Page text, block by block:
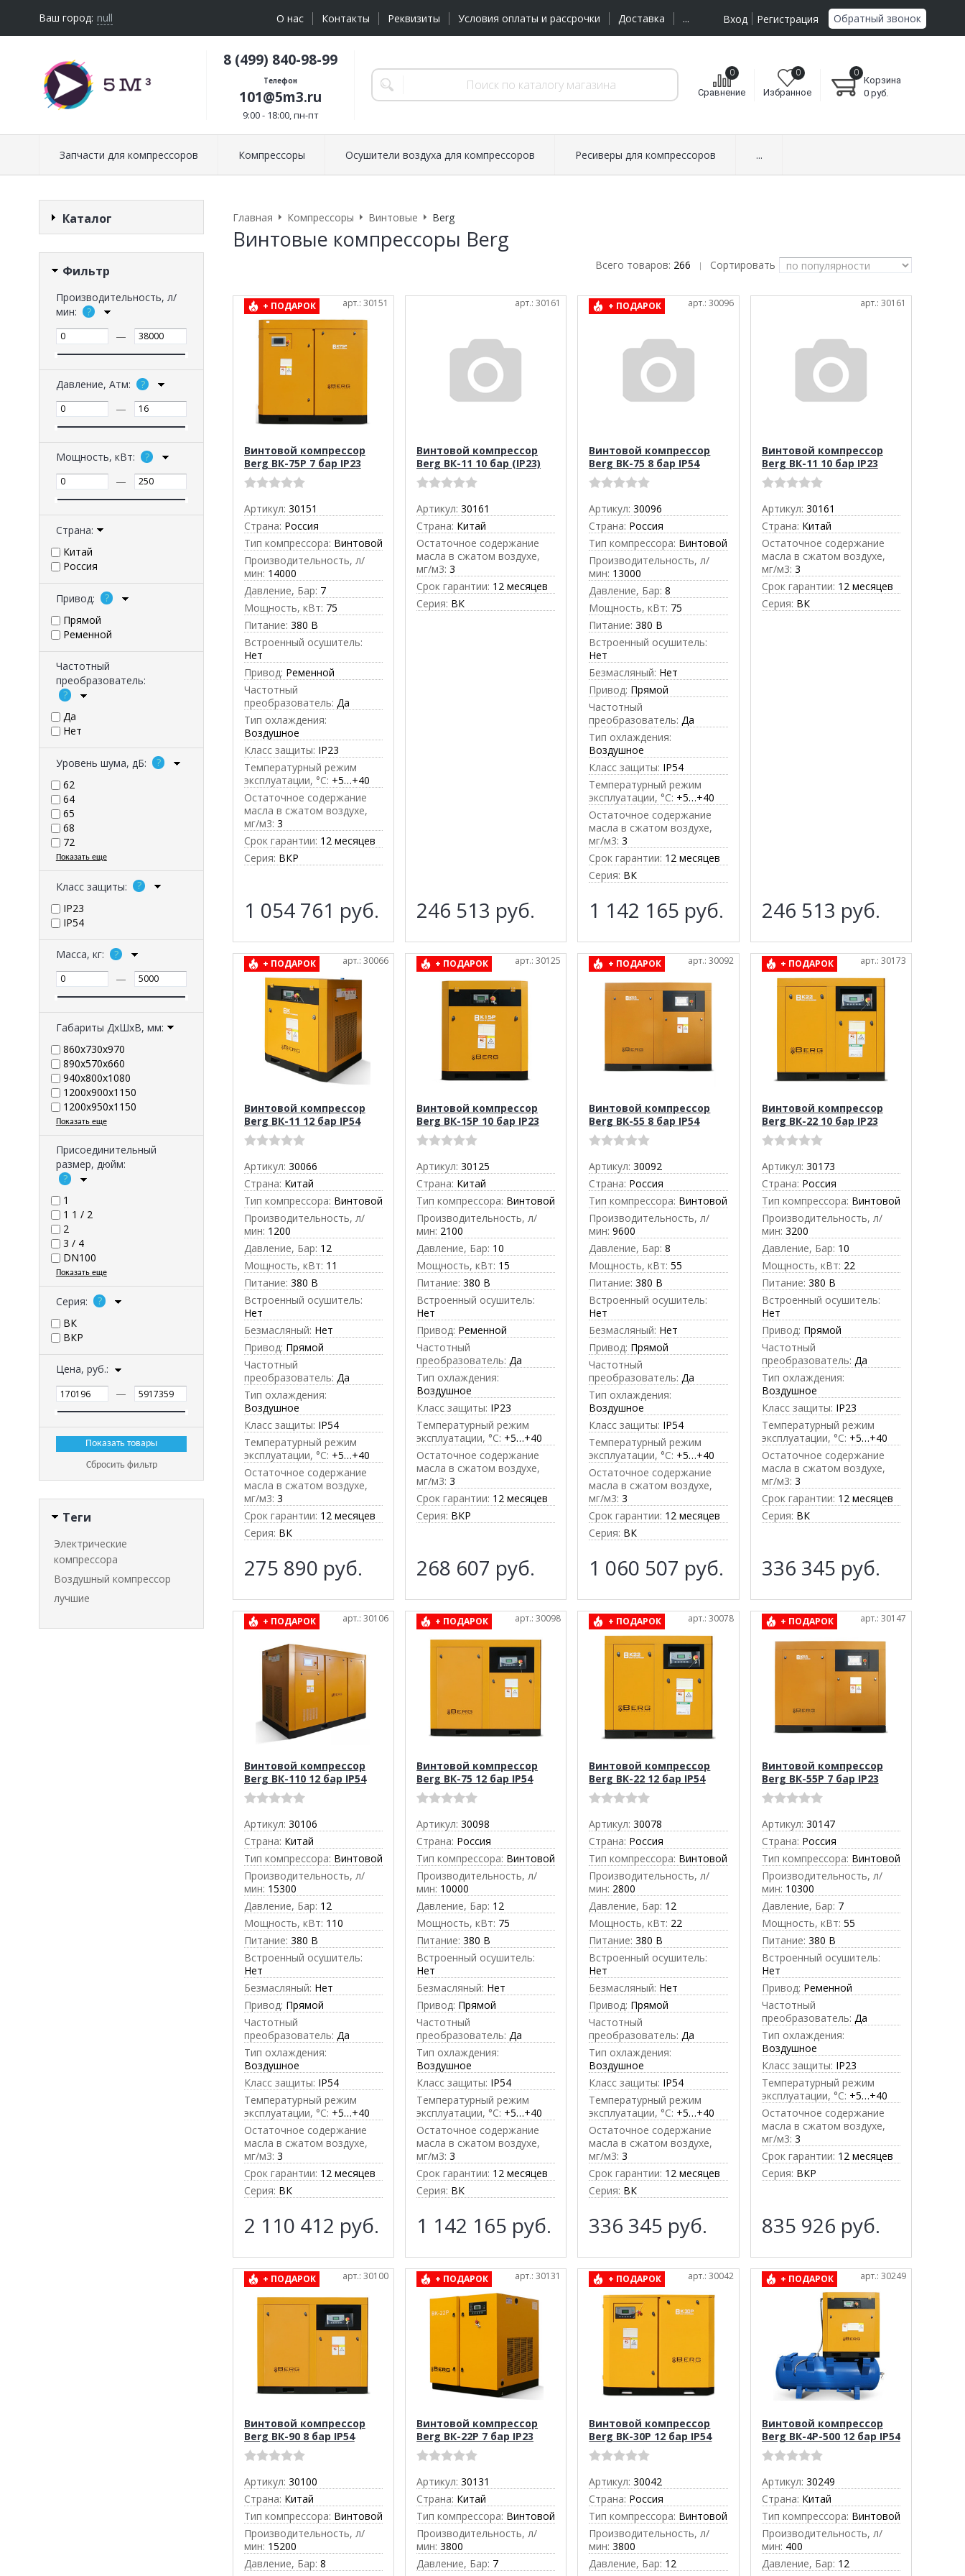
Ваш город: null О нас Контакты Реквизиты Условия оплаты и рассрочки Доставка ... Вход Регистрация Обратный звонок
8 (499) 840-98-99
Телефон
101@5m3.ru
9:00 - 18:00, пн-пт
Сравнение
0
Избранное
0
Корзина
0
0 руб.
Запчасти для компрессоров Компрессоры Осушители воздуха для компрессоров Ресиверы для компрессоров ...
Каталог
Фильтр
Производительность, л/
мин:
—
Давление, Атм:
—
Мощность, кВт:
—
Страна:
Китай
Россия
Привод:
Прямой
Ременной
Частотный
преобразователь:
Да
Нет
Уровень шума, дБ:
62
64
65
68
72
Показать еще
Класс защиты:
IP23
IP54
Масса, кг:
—
Габариты ДхШхВ, мм:
860х730х970
890х570х660
940х800х1080
1200x900x1150
1200х950х1150
Показать еще
Присоединительный
размер, дюйм:
1
1 1 / 2
2
3 / 4
DN100
Показать еще
Серия:
ВК
ВКР
Цена, руб.:
—
Сбросить фильтр
Теги
Электрические
компрессора
Воздушный компрессор
лучшие
Главная Компрессоры Винтовые Berg
Винтовые компрессоры Berg
Всего товаров: 266 | Сортировать
+ ПОДАРОК арт.: 30151
Винтовой компрессор
Berg ВК-75Р 7 бар IP23
Артикул: 30151
Страна: Россия
Тип компрессора: Винтовой
Производительность, л/
мин: 14000
Давление, Бар: 7
Мощность, кВт: 75
Питание: 380 В
Встроенный осушитель:
Нет
Привод: Ременной
Частотный
преобразователь: Да
Тип охлаждения:
Воздушное
Класс защиты: IP23
Температурный режим
эксплуатации, °C: +5…+40
Остаточное содержание
масла в сжатом воздухе,
мг/м3: 3
Срок гарантии: 12 месяцев
Серия: ВКР
1 054 761 руб.
арт.: 30161
Винтовой компрессор
Berg ВК-11 10 бар (IP23)
Артикул: 30161
Страна: Китай
Остаточное содержание
масла в сжатом воздухе,
мг/м3: 3
Срок гарантии: 12 месяцев
Серия: ВК
246 513 руб.
+ ПОДАРОК арт.: 30096
Винтовой компрессор
Berg ВК-75 8 бар IP54
Артикул: 30096
Страна: Россия
Тип компрессора: Винтовой
Производительность, л/
мин: 13000
Давление, Бар: 8
Мощность, кВт: 75
Питание: 380 В
Встроенный осушитель:
Нет
Безмасляный: Нет
Привод: Прямой
Частотный
преобразователь: Да
Тип охлаждения:
Воздушное
Класс защиты: IP54
Температурный режим
эксплуатации, °C: +5…+40
Остаточное содержание
масла в сжатом воздухе,
мг/м3: 3
Срок гарантии: 12 месяцев
Серия: ВК
1 142 165 руб.
арт.: 30161
Винтовой компрессор
Berg ВК-11 10 бар IP23
Артикул: 30161
Страна: Китай
Остаточное содержание
масла в сжатом воздухе,
мг/м3: 3
Срок гарантии: 12 месяцев
Серия: ВК
246 513 руб.
+ ПОДАРОК арт.: 30066
Винтовой компрессор
Berg ВК-11 12 бар IP54
Артикул: 30066
Страна: Китай
Тип компрессора: Винтовой
Производительность, л/
мин: 1200
Давление, Бар: 12
Мощность, кВт: 11
Питание: 380 В
Встроенный осушитель:
Нет
Безмасляный: Нет
Привод: Прямой
Частотный
преобразователь: Да
Тип охлаждения:
Воздушное
Класс защиты: IP54
Температурный режим
эксплуатации, °C: +5…+40
Остаточное содержание
масла в сжатом воздухе,
мг/м3: 3
Срок гарантии: 12 месяцев
Серия: ВК
275 890 руб.
+ ПОДАРОК арт.: 30125
Винтовой компрессор
Berg ВК-15Р 10 бар IP23
Артикул: 30125
Страна: Китай
Тип компрессора: Винтовой
Производительность, л/
мин: 2100
Давление, Бар: 10
Мощность, кВт: 15
Питание: 380 В
Встроенный осушитель:
Нет
Привод: Ременной
Частотный
преобразователь: Да
Тип охлаждения:
Воздушное
Класс защиты: IP23
Температурный режим
эксплуатации, °C: +5…+40
Остаточное содержание
масла в сжатом воздухе,
мг/м3: 3
Срок гарантии: 12 месяцев
Серия: ВКР
268 607 руб.
+ ПОДАРОК арт.: 30092
Винтовой компрессор
Berg ВК-55 8 бар IP54
Артикул: 30092
Страна: Россия
Тип компрессора: Винтовой
Производительность, л/
мин: 9600
Давление, Бар: 8
Мощность, кВт: 55
Питание: 380 В
Встроенный осушитель:
Нет
Безмасляный: Нет
Привод: Прямой
Частотный
преобразователь: Да
Тип охлаждения:
Воздушное
Класс защиты: IP54
Температурный режим
эксплуатации, °C: +5…+40
Остаточное содержание
масла в сжатом воздухе,
мг/м3: 3
Срок гарантии: 12 месяцев
Серия: ВК
1 060 507 руб.
+ ПОДАРОК арт.: 30173
Винтовой компрессор
Berg ВК-22 10 бар IP23
Артикул: 30173
Страна: Россия
Тип компрессора: Винтовой
Производительность, л/
мин: 3200
Давление, Бар: 10
Мощность, кВт: 22
Питание: 380 В
Встроенный осушитель:
Нет
Привод: Прямой
Частотный
преобразователь: Да
Тип охлаждения:
Воздушное
Класс защиты: IP23
Температурный режим
эксплуатации, °C: +5…+40
Остаточное содержание
масла в сжатом воздухе,
мг/м3: 3
Срок гарантии: 12 месяцев
Серия: ВК
336 345 руб.
+ ПОДАРОК арт.: 30106
Винтовой компрессор
Berg ВК-110 12 бар IP54
Артикул: 30106
Страна: Китай
Тип компрессора: Винтовой
Производительность, л/
мин: 15300
Давление, Бар: 12
Мощность, кВт: 110
Питание: 380 В
Встроенный осушитель:
Нет
Безмасляный: Нет
Привод: Прямой
Частотный
преобразователь: Да
Тип охлаждения:
Воздушное
Класс защиты: IP54
Температурный режим
эксплуатации, °C: +5…+40
Остаточное содержание
масла в сжатом воздухе,
мг/м3: 3
Срок гарантии: 12 месяцев
Серия: ВК
2 110 412 руб.
+ ПОДАРОК арт.: 30098
Винтовой компрессор
Berg ВК-75 12 бар IP54
Артикул: 30098
Страна: Россия
Тип компрессора: Винтовой
Производительность, л/
мин: 10000
Давление, Бар: 12
Мощность, кВт: 75
Питание: 380 В
Встроенный осушитель:
Нет
Безмасляный: Нет
Привод: Прямой
Частотный
преобразователь: Да
Тип охлаждения:
Воздушное
Класс защиты: IP54
Температурный режим
эксплуатации, °C: +5…+40
Остаточное содержание
масла в сжатом воздухе,
мг/м3: 3
Срок гарантии: 12 месяцев
Серия: ВК
1 142 165 руб.
+ ПОДАРОК арт.: 30078
Винтовой компрессор
Berg ВК-22 12 бар IP54
Артикул: 30078
Страна: Россия
Тип компрессора: Винтовой
Производительность, л/
мин: 2800
Давление, Бар: 12
Мощность, кВт: 22
Питание: 380 В
Встроенный осушитель:
Нет
Безмасляный: Нет
Привод: Прямой
Частотный
преобразователь: Да
Тип охлаждения:
Воздушное
Класс защиты: IP54
Температурный режим
эксплуатации, °C: +5…+40
Остаточное содержание
масла в сжатом воздухе,
мг/м3: 3
Срок гарантии: 12 месяцев
Серия: ВК
336 345 руб.
+ ПОДАРОК арт.: 30147
Винтовой компрессор
Berg ВК-55Р 7 бар IP23
Артикул: 30147
Страна: Россия
Тип компрессора: Винтовой
Производительность, л/
мин: 10300
Давление, Бар: 7
Мощность, кВт: 55
Питание: 380 В
Встроенный осушитель:
Нет
Привод: Ременной
Частотный
преобразователь: Да
Тип охлаждения:
Воздушное
Класс защиты: IP23
Температурный режим
эксплуатации, °C: +5…+40
Остаточное содержание
масла в сжатом воздухе,
мг/м3: 3
Срок гарантии: 12 месяцев
Серия: ВКР
835 926 руб.
+ ПОДАРОК арт.: 30100
Винтовой компрессор
Berg ВК-90 8 бар IP54
Артикул: 30100
Страна: Китай
Тип компрессора: Винтовой
Производительность, л/
мин: 15200
Давление, Бар: 8
+ ПОДАРОК арт.: 30131
Винтовой компрессор
Berg ВК-22Р 7 бар IP23
Артикул: 30131
Страна: Китай
Тип компрессора: Винтовой
Производительность, л/
мин: 3800
Давление, Бар: 7
+ ПОДАРОК арт.: 30042
Винтовой компрессор
Berg ВК-30Р 12 бар IP54
Артикул: 30042
Страна: Россия
Тип компрессора: Винтовой
Производительность, л/
мин: 3800
Давление, Бар: 12
+ ПОДАРОК арт.: 30249
Винтовой компрессор
Berg ВК-4Р-500 12 бар IP54
Артикул: 30249
Страна: Китай
Тип компрессора: Винтовой
Производительность, л/
мин: 400
Давление, Бар: 12